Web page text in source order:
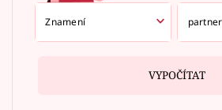
VYPOČÍTAT